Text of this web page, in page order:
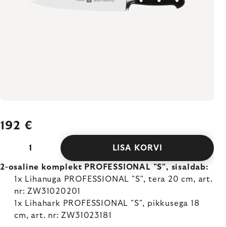
192 €
LISA KORVI
2-osaline komplekt PROFESSIONAL "S", sisaldab:
1x Lihanuga PROFESSIONAL "S", tera 20 cm, art.
nr: ZW31020201
1x Lihahark PROFESSIONAL "S", pikkusega 18
cm, art. nr: ZW31023181